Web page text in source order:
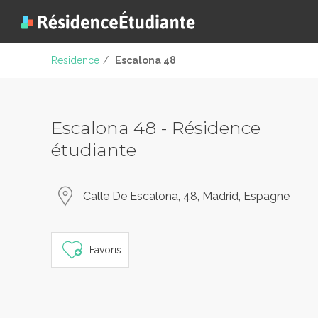
Residence / Escalona 48
Escalona 48 - Résidence
étudiante
Calle De Escalona, 48, Madrid, Espagne
Favoris